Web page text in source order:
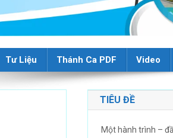
Tư Liệu Thánh Ca PDF Video
TIÊU ĐỀ
Một hành trình –